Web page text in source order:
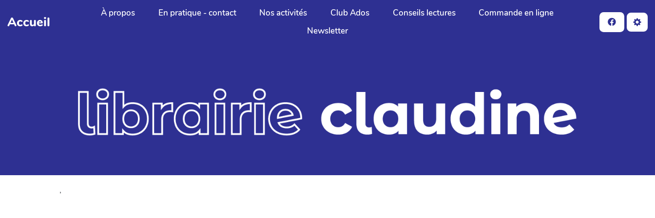
Aller au contenu principal
Accueil
À propos En pratique - contact Nos activités Club Ados Conseils lectures
Commande en ligne
Newsletter
,